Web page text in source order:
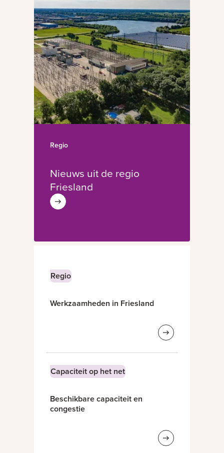
Regio
Nieuws uit de regio
Friesland
Regio
Werkzaamheden in Friesland
Capaciteit op het net
Beschikbare capaciteit en
congestie